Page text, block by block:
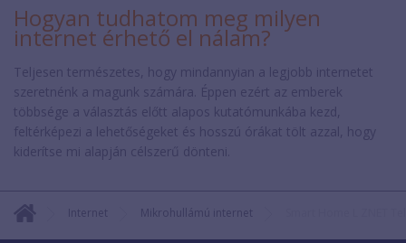
Hogyan tudhatom meg milyen
internet érhető el nálam?
Teljesen természetes, hogy mindannyian a legjobb internetet
szeretnénk a magunk számára. Éppen ezért az emberek
többsége a választás előtt alapos kutatómunkába kezd,
feltérképezi a lehetőségeket és hosszú órákat tölt azzal, hogy
kiderítse mi alapján célszerű dönteni.
Internet Mikrohullámú internet